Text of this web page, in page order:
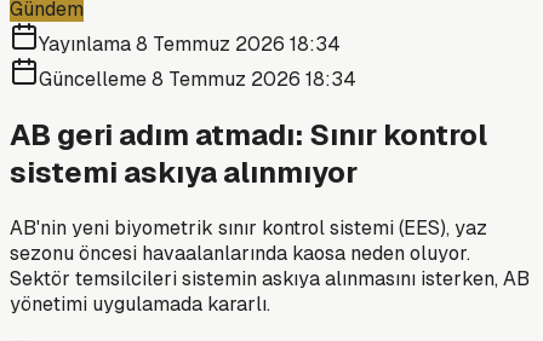
Gündem
Yayınlama8 Temmuz 2026 18:34
Güncelleme8 Temmuz 2026 18:34
AB geri adım atmadı: Sınır kontrol
sistemi askıya alınmıyor
AB'nin yeni biyometrik sınır kontrol sistemi (EES), yaz
sezonu öncesi havaalanlarında kaosa neden oluyor.
Sektör temsilcileri sistemin askıya alınmasını isterken, AB
yönetimi uygulamada kararlı.